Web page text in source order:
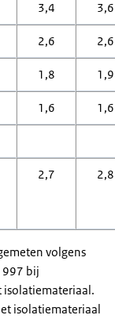
3,4 3,6
2,6 2,6
1,8 1,9
1,6 1,6
2,7 2,8
volgens
bij
isolatiemateriaal.
isolatiemateriaal